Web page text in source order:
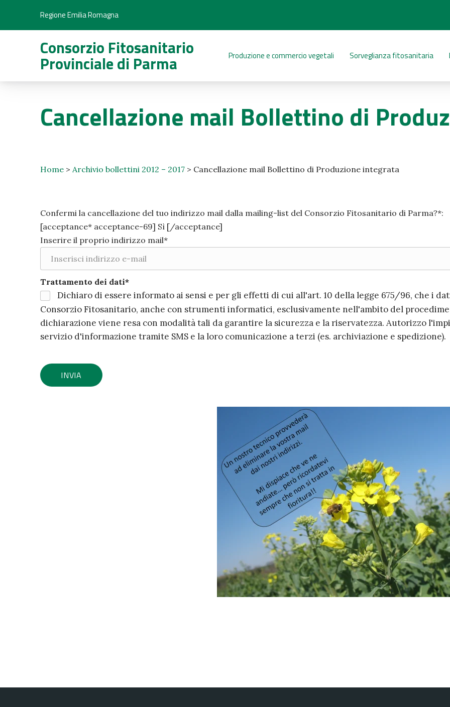
Regione Emilia Romagna
Consorzio Fitosanitario
Provinciale di Parma Produzione e commercio vegetali Sorveglianza fitosanitaria
Cancellazione mail Bollettino di
Home > Archivio bollettini 2012 – 2017 > Cancellazione mail Bollettino di Produzione integrata
Confermi la cancellazione del tuo indirizzo mail dalla mailing-list del Consorzio Fitosanitario di Parma?*:
[acceptance* acceptance-69] Sì [/acceptance]
Inserire il proprio indirizzo mail*
Trattamento dei dati*
Dichiaro di essere informato ai sensi e per gli effetti di cui all'art. 10 della legge 675/96, che i
Consorzio Fitosanitario, anche con strumenti informatici, esclusivamente nell'ambito del
dichiarazione viene resa con modalità tali da garantire la sicurezza e la riservatezza. Autorizzo
servizio d'informazione tramite SMS e la loro comunicazione a terzi (es. archiviazione e spedizione).